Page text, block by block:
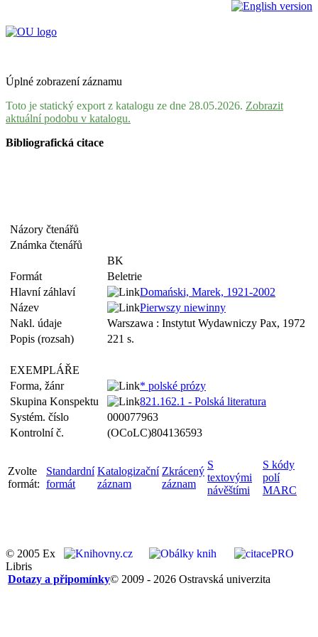
Úplné zobrazení záznamu
Toto je statický export z katalogu ze dne 28.05.2026. Zobrazit
aktuální podobu v katalogu.
Bibliografická citace
Názory čtenářů
Známka čtenářů
BK
Formát
Beletrie
Hlavní záhlaví
Domański, Marek, 1921-2002
Název
Pierwszy niewinny
Nakl. údaje
Warszawa : Instytut Wydawniczy Pax, 1972
Popis (rozsah)
221 s.
EXEMPLÁŘE
Forma, žánr
* polské prózy
Skupina Konspektu
821.162.1 - Polská literatura
Systém. číslo
000077963
Kontrolní č.
(OCoLC)804136593
Zvolte
formát:
Standardní
formát
Katalogizační
záznam
Zkrácený
záznam
S
textovými
návěštími
S kódy
polí
MARC
© 2005 Ex
Libris
© 2009 - 2026 Ostravská univerzita
Dotazy a připomínky